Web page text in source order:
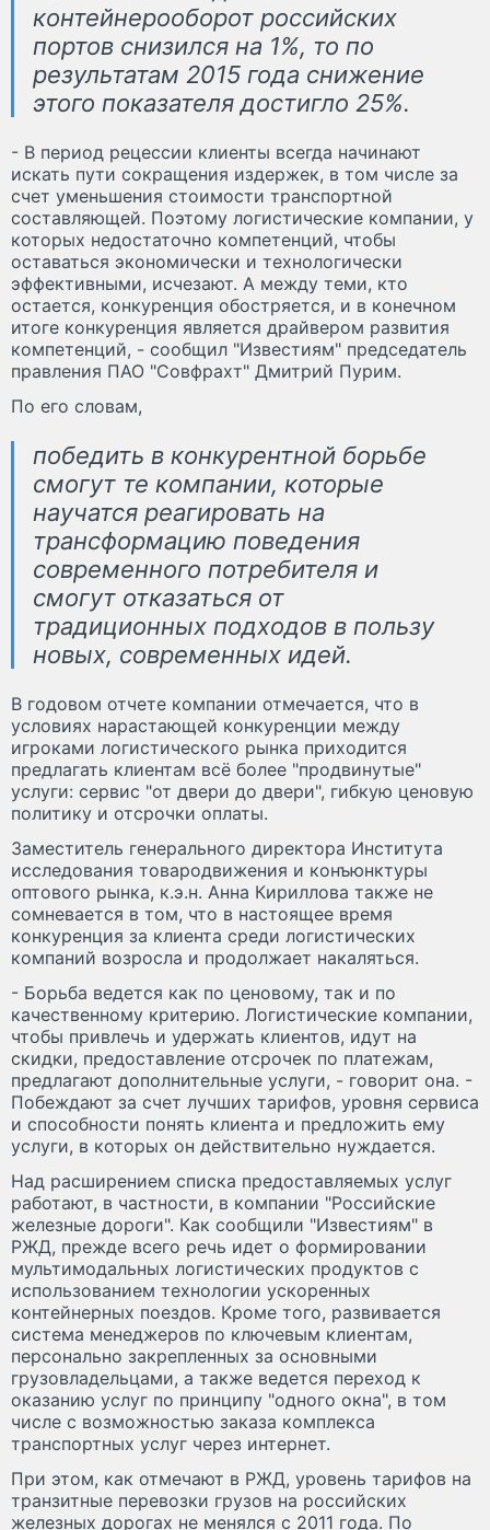
контейнерооборот российских
портов снизился на 1%, то по
результатам 2015 года снижение
этого показателя достигло 25%.
- В период рецессии клиенты всегда начинают
искать пути сокращения издержек, в том числе за
счет уменьшения стоимости транспортной
составляющей. Поэтому логистические компании, у
которых недостаточно компетенций, чтобы
оставаться экономически и технологически
эффективными, исчезают. А между теми, кто
остается, конкуренция обостряется, и в конечном
итоге конкуренция является драйвером развития
компетенций, - сообщил "Известиям" председатель
правления ПАО "Совфрахт" Дмитрий Пурим.
По его словам,
победить в конкурентной борьбе
смогут те компании, которые
научатся реагировать на
трансформацию поведения
современного потребителя и
смогут отказаться от
традиционных подходов в пользу
новых, современных идей.
В годовом отчете компании отмечается, что в
условиях нарастающей конкуренции между
игроками логистического рынка приходится
предлагать клиентам всё более "продвинутые"
услуги: сервис "от двери до двери", гибкую ценовую
политику и отсрочки оплаты.
Заместитель генерального директора Института
исследования товародвижения и конъюнктуры
оптового рынка, к.э.н. Анна Кириллова также не
сомневается в том, что в настоящее время
конкуренция за клиента среди логистических
компаний возросла и продолжает накаляться.
- Борьба ведется как по ценовому, так и по
качественному критерию. Логистические компании,
чтобы привлечь и удержать клиентов, идут на
скидки, предоставление отсрочек по платежам,
предлагают дополнительные услуги, - говорит она. -
Побеждают за счет лучших тарифов, уровня сервиса
и способности понять клиента и предложить ему
услуги, в которых он действительно нуждается.
Над расширением списка предоставляемых услуг
работают, в частности, в компании "Российские
железные дороги". Как сообщили "Известиям" в
РЖД, прежде всего речь идет о формировании
мультимодальных логистических продуктов с
использованием технологии ускоренных
контейнерных поездов. Кроме того, развивается
система менеджеров по ключевым клиентам,
персонально закрепленных за основными
грузовладельцами, а также ведется переход к
оказанию услуг по принципу "одного окна", в том
числе с возможностью заказа комплекса
транспортных услуг через интернет.
При этом, как отмечают в РЖД, уровень тарифов на
транзитные перевозки грузов на российских
железных дорогах не менялся с 2011 года. По